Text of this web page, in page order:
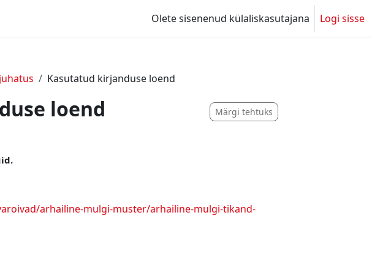
Olete sisenenud külaliskasutajana Logi sisse
Kasutatud kirjanduse loend
loend Märgi tehtuks
arhailine-mulgi-muster/arhailine-mulgi-tikand-